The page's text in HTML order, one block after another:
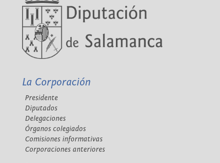
La Corporación
Presidente
Diputados
Delegaciones
Órganos colegiados
Comisiones informativas
Corporaciones anteriores